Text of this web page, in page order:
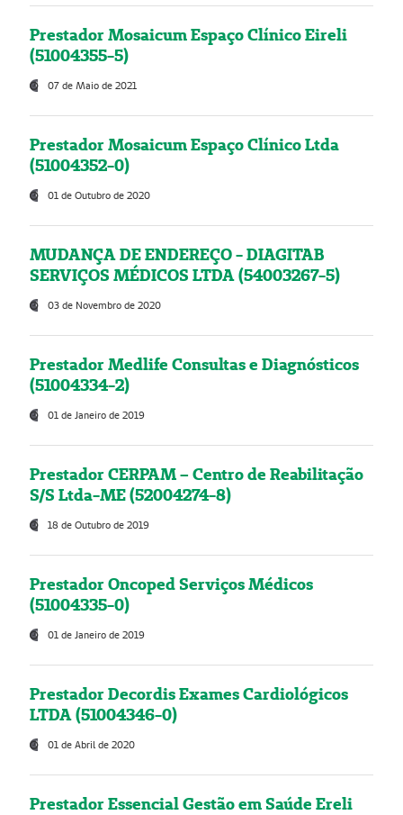
Prestador Mosaicum Espaço Clínico Eireli
(51004355-5)
07 de Maio de 2021
Prestador Mosaicum Espaço Clínico Ltda
(51004352-0)
01 de Outubro de 2020
MUDANÇA DE ENDEREÇO - DIAGITAB
SERVIÇOS MÉDICOS LTDA (54003267-5)
03 de Novembro de 2020
Prestador Medlife Consultas e Diagnósticos
(51004334-2)
01 de Janeiro de 2019
Prestador CERPAM – Centro de Reabilitação
S/S Ltda-ME (52004274-8)
18 de Outubro de 2019
Prestador Oncoped Serviços Médicos
(51004335-0)
01 de Janeiro de 2019
Prestador Decordis Exames Cardiológicos
LTDA (51004346-0)
01 de Abril de 2020
Prestador Essencial Gestão em Saúde Ereli